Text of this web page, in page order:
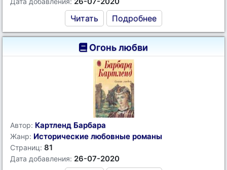
Читать Подробнее
Огонь любви
Автор: Картленд Барбара
Жанр: Исторические любовные романы
Страниц: 81
Дата добавления: 26-07-2020